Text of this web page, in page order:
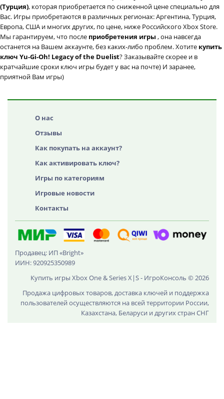
(Турция), которая приобретается по сниженной цене специально для
Вас. Игры приобретаются в различных регионах: Аргентина, Турция,
Европа, США и многих других, по цене, ниже Российского Xbox Store.
Мы гарантируем, что после приобретения игры , она навсегда
останется на Вашем аккаунте, без каких-либо проблем. Хотите купить
ключ Yu-Gi-Oh! Legacy of the Duelist? Заказывайте скорее и в
кратчайшие сроки ключ игры будет у вас на почте) И заранее,
приятной Вам игры)
О нас
Отзывы
Как покупать на аккаунт?
Как активировать ключ?
Игры по категориям
Игровые новости
Контакты
Продавец: ИП «Bright»
ИИН: 920925350989
Купить игры Xbox One & Series X|S - ИгроКонсоль © 2026
Продажа цифровых товаров, доставка ключей и поддержка
пользователей осуществляются на всей территории России,
Казахстана, Беларуси и других стран СНГ